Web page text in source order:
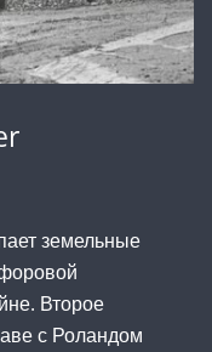
земельные
Второе
с Роландом